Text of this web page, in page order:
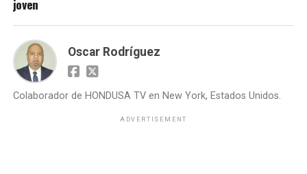
joven
Oscar Rodríguez
Colaborador de HONDUSA TV en New York, Estados Unidos.
ADVERTISEMENT